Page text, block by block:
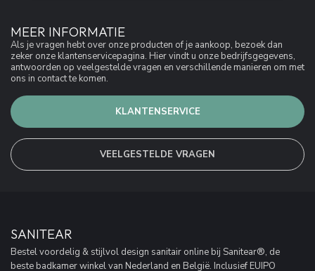
MEER INFORMATIE
Als je vragen hebt over onze producten of je aankoop, bezoek dan
zeker onze klantenservicepagina. Hier vindt u onze bedrijfsgegevens,
antwoorden op veelgestelde vragen en verschillende manieren om met
ons in contact te komen.
KLANTENSERVICE
VEELGESTELDE VRAGEN
SANITEAR
Bestel voordelig & stijlvol design sanitair online bij Sanitear®, de
beste badkamer winkel van Nederland en België. Inclusief EUIPO